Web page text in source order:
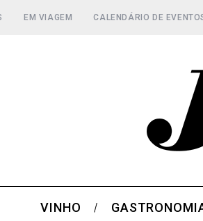
EM VIAGEM CALENDÁRIO DE
VINHO